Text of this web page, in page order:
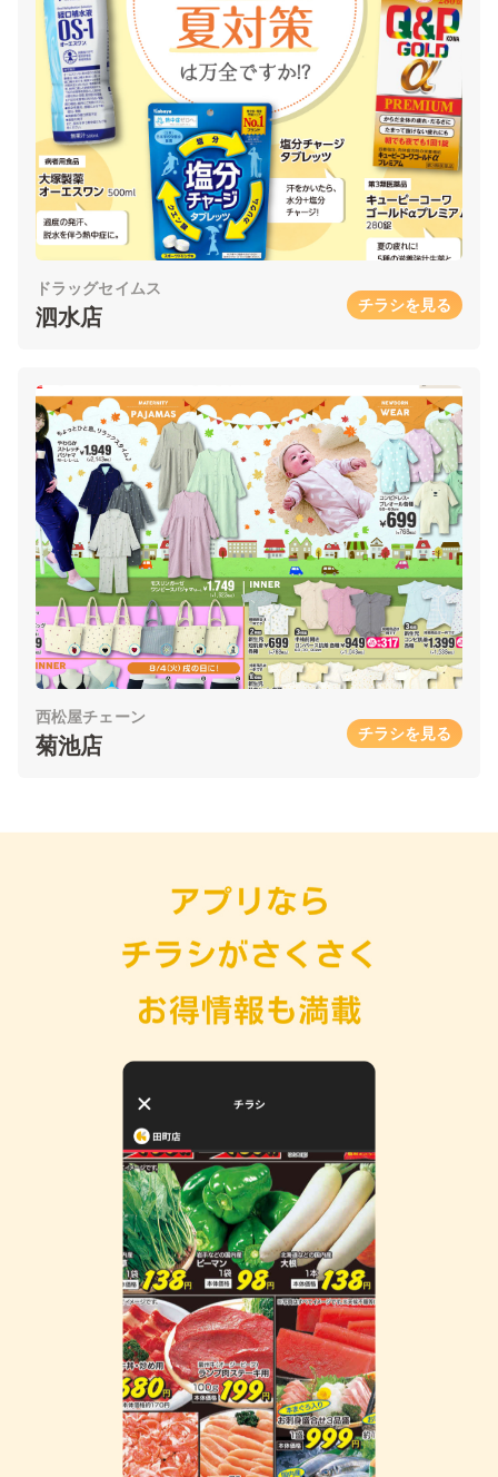
ドラッグセイムス
泗水店 チラシを見る
西松屋チェーン
菊池店 チラシを見る